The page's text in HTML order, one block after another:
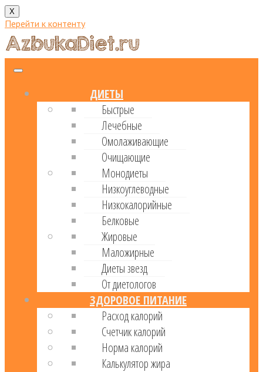
X
Перейти к контенту
ДИЕТЫ
Быстрые
Лечебные
Омолаживающие
Очищающие
Монодиеты
Низкоуглеводные
Низкокалорийные
Белковые
Жировые
Маложирные
Диеты звезд
От диетологов
ЗДОРОВОЕ ПИТАНИЕ
Расход калорий
Cчетчик калорий
Норма калорий
Калькулятор жира